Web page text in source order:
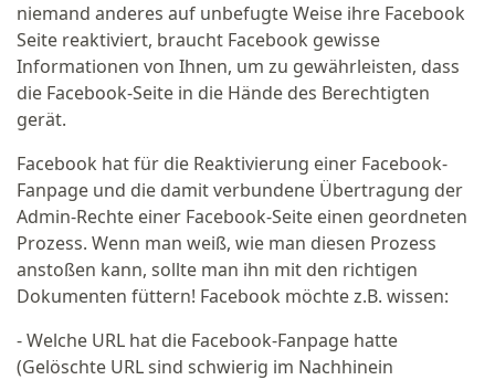
niemand anderes auf unbefugte Weise ihre Facebook
Seite reaktiviert, braucht Facebook gewisse
Informationen von Ihnen, um zu gewährleisten, dass
die Facebook-Seite in die Hände des Berechtigten
gerät.
Facebook hat für die Reaktivierung einer Facebook-
Fanpage und die damit verbundene Übertragung der
Admin-Rechte einer Facebook-Seite einen geordneten
Prozess. Wenn man weiß, wie man diesen Prozess
anstoßen kann, sollte man ihn mit den richtigen
Dokumenten füttern! Facebook möchte z.B. wissen:
- Welche URL hat die Facebook-Fanpage hatte
(Gelöschte URL sind schwierig im Nachhinein